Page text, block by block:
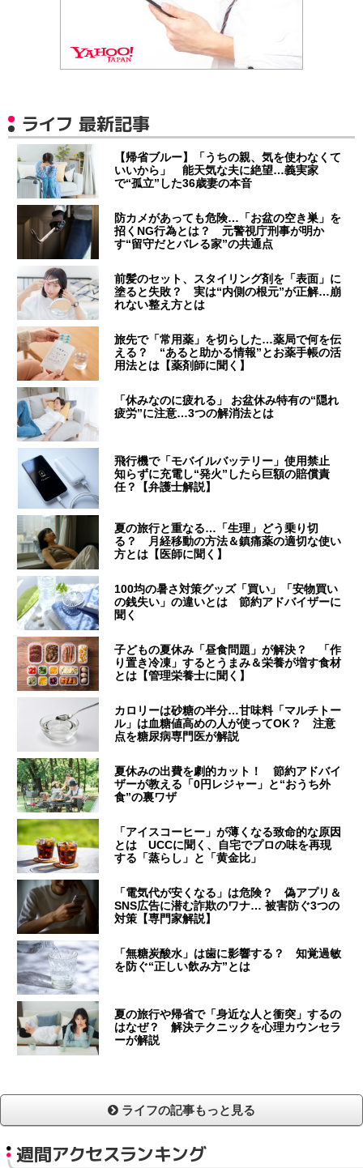
ライフ 最新記事
【帰省ブルー】「うちの親、気を使わなくて
いいから」 能天気な夫に絶望…義実家
で“孤立”した36歳妻の本音
防カメがあっても危険…「お盆の空き巣」を
招くNG行為とは？ 元警視庁刑事が明か
す“留守だとバレる家”の共通点
前髪のセット、スタイリング剤を「表面」に
塗ると失敗？ 実は“内側の根元”が正解…崩
れない整え方とは
旅先で「常用薬」を切らした…薬局で何を伝
える？ “あると助かる情報”とお薬手帳の活
用法とは【薬剤師に聞く】
「休みなのに疲れる」 お盆休み特有の“隠れ
疲労”に注意…3つの解消法とは
飛行機で「モバイルバッテリー」使用禁止
知らずに充電し“発火”したら巨額の賠償責
任？【弁護士解説】
夏の旅行と重なる…「生理」どう乗り切
る？ 月経移動の方法＆鎮痛薬の適切な使い
方とは【医師に聞く】
100均の暑さ対策グッズ「買い」「安物買い
の銭失い」の違いとは 節約アドバイザーに
聞く
子どもの夏休み「昼食問題」が解決？ 「作
り置き冷凍」するとうまみ＆栄養が増す食材
とは【管理栄養士に聞く】
カロリーは砂糖の半分…甘味料「マルチトー
ル」は血糖値高めの人が使ってOK？ 注意
点を糖尿病専門医が解説
夏休みの出費を劇的カット！ 節約アドバイ
ザーが教える「0円レジャー」と“おうち外
食”の裏ワザ
「アイスコーヒー」が薄くなる致命的な原因
とは UCCに聞く、自宅でプロの味を再現
する「蒸らし」と「黄金比」
「電気代が安くなる」は危険？ 偽アプリ＆
SNS広告に潜む詐欺のワナ… 被害防ぐ3つの
対策【専門家解説】
「無糖炭酸水」は歯に影響する？ 知覚過敏
を防ぐ“正しい飲み方”とは
夏の旅行や帰省で「身近な人と衝突」するの
はなぜ？ 解決テクニックを心理カウンセラ
ーが解説
ライフの記事もっと見る
週間アクセスランキング